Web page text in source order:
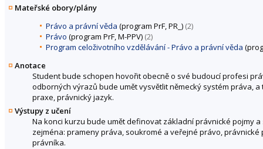
Mateřské obory/plány
Právo a právní věda (program PrF, PR_) (2)
Právo (program PrF, M-PPV) (2)
Program celoživotního vzdělávání - Právo a právní věda
Anotace
Student bude schopen hovořit obecně o své budoucí profesi
odborných výrazů bude umět vysvětlit německý systém práva,
praxe, právnický jazyk.
Výstupy z učení
Na konci kurzu bude umět definovat základní právnické pojmy
zejména: prameny práva, soukromé a veřejné právo,
právníka.